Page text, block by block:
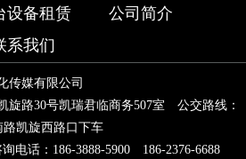
设备租赁
公司简介
系我们
传媒有限公司
旋路30号凯瑞君临商务507室 公交路线：
路凯旋西路口下车
电话：186-3888-5900 186-2376-6688